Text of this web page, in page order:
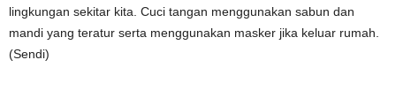
lingkungan sekitar kita. Cuci tangan menggunakan sabun dan
mandi yang teratur serta menggunakan masker jika keluar rumah.
(Sendi)